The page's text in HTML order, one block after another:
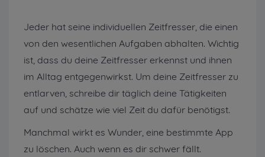
Jeder hat seine individuellen Zeitfresser, die einen
von den wesentlichen Aufgaben abhalten. Wichtig
ist, dass du deine Zeitfresser erkennst und ihnen
im Alltag entgegenwirkst. Um deine Zeitfresser zu
entlarven, schreibe dir täglich deine Tätigkeiten
auf und schätze wie viel Zeit du dafür benötigst.
Manchmal wirkt es Wunder, eine bestimmte App
zu löschen. Auch wenn es dir schwer fällt.